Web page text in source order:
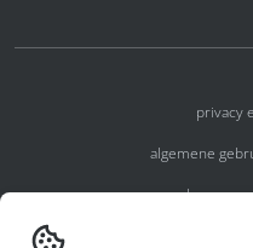
privacy
algemene
algemene